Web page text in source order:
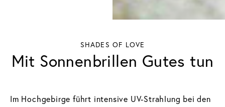
SHADES OF LOVE
Mit Sonnenbrillen Gutes tun
Im Hochgebirge führt intensive UV-Strahlung bei den